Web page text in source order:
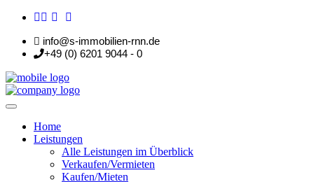
info@s-immobilien-rnn.de
+49 (0) 6201 9044 - 0
Home
Leistungen
Alle Leistungen im Überblick
Verkaufen/Vermieten
Kaufen/Mieten